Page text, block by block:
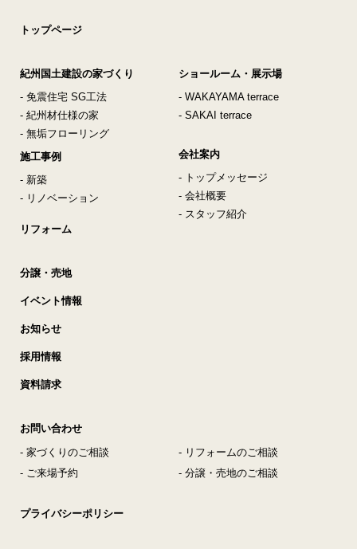
トップページ
紀州国土建設の家づくり
- 免震住宅 SG工法
- 紀州材仕様の家
- 無垢フローリング
施工事例
- 新築
- リノベーション
リフォーム
分譲・売地
イベント情報
お知らせ
採用情報
資料請求
ショールーム・展示場
- WAKAYAMA terrace
- SAKAI terrace
会社案内
- トップメッセージ
- 会社概要
- スタッフ紹介
お問い合わせ
- 家づくりのご相談
- リフォームのご相談
- ご来場予約
- 分譲・売地のご相談
プライバシーポリシー